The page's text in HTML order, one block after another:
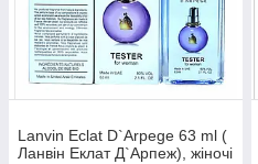
Lanvin Eclat D`Arpege 63 ml (
Ланвін Еклат Д`Арпеж), жіночі